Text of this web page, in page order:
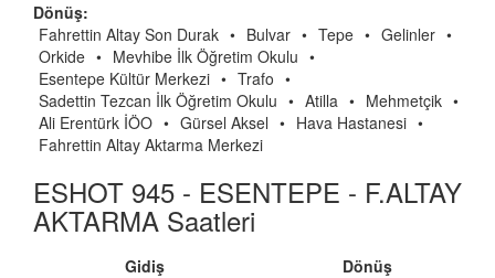
Dönüş:
Fahrettin Altay Son Durak • Bulvar • Tepe • Gelinler •
Orkide • Mevhibe İlk Öğretim Okulu •
Esentepe Kültür Merkezi • Trafo •
Sadettin Tezcan İlk Öğretim Okulu • Atilla • Mehmetçik •
Ali Erentürk İÖO • Gürsel Aksel • Hava Hastanesi •
Fahrettin Altay Aktarma Merkezi
ESHOT 945 - ESENTEPE - F.ALTAY
AKTARMA Saatleri
Gidiş
Dönüş